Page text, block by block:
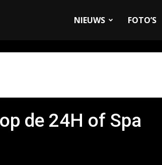
NIEUWS FOTO’S
de 24H of Spa